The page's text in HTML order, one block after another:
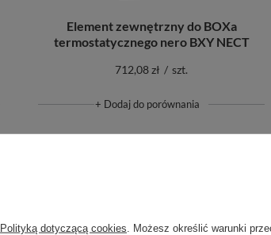
Element zewnętrzny do BOXa
termostatycznego nero BXY NECT
712,08 zł / szt.
+ Dodaj do porównania
Polityką dotyczącą cookies . Możesz określić warunki